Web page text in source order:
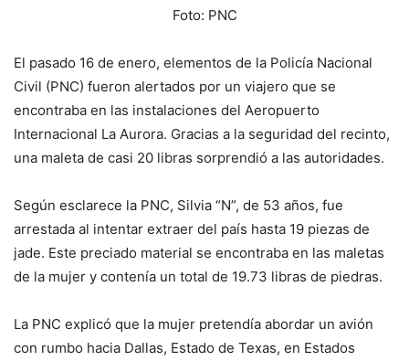
Foto: PNC
El pasado 16 de enero, elementos de la Policía Nacional
Civil (PNC) fueron alertados por un viajero que se
encontraba en las instalaciones del Aeropuerto
Internacional La Aurora. Gracias a la seguridad del recinto,
una maleta de casi 20 libras sorprendió a las autoridades.
Según esclarece la PNC, Silvia “N”, de 53 años, fue
arrestada al intentar extraer del país hasta 19 piezas de
jade. Este preciado material se encontraba en las maletas
de la mujer y contenía un total de 19.73 libras de piedras.
La PNC explicó que la mujer pretendía abordar un avión
con rumbo hacia Dallas, Estado de Texas, en Estados